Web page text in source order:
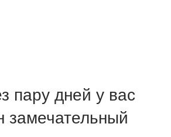
пару дней у вас
замечательный